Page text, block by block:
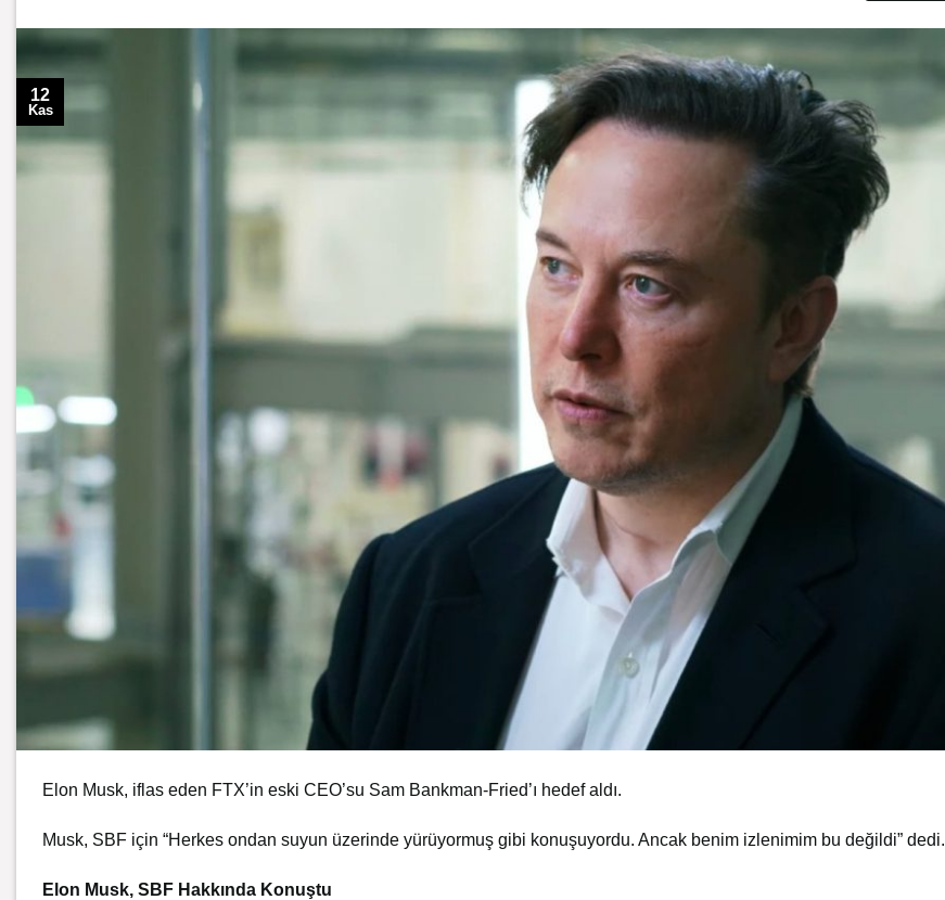
12
Kas
Elon Musk, iflas eden FTX’in eski CEO’su Sam Bankman-Fried’ı hedef aldı.
Musk, SBF için “Herkes ondan suyun üzerinde yürüyormuş gibi konuşuyordu. Ancak benim izlenimim bu değildi” dedi.
Elon Musk, SBF Hakkında Konuştu